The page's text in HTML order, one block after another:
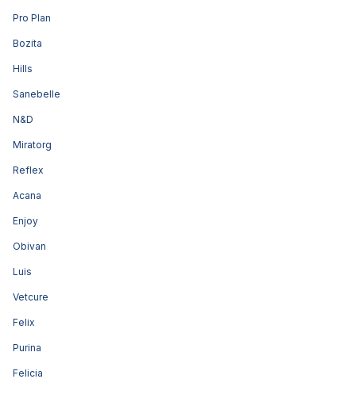
Pro Plan
Bozita
Hills
Sanebelle
N&D
Miratorg
Reflex
Acana
Enjoy
Obivan
Luis
Vetcure
Felix
Purina
Felicia